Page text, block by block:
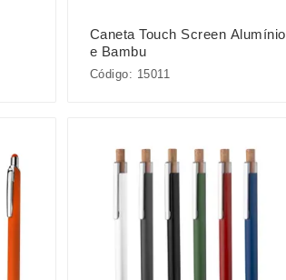
Caneta Touch Screen Alumínio
e Bambu
Código: 15011